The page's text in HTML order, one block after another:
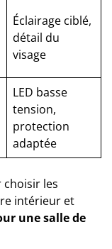
Éclairage ciblé,
détail du
visage
LED basse
tension,
protection
adaptée
choisir les
intérieur et
une salle de